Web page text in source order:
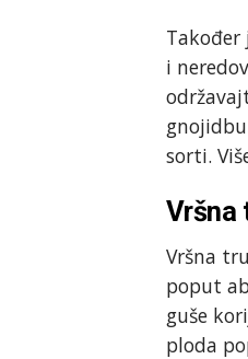
Također
i
sorti.
Vršna
Vršna
poput
guše
ploda